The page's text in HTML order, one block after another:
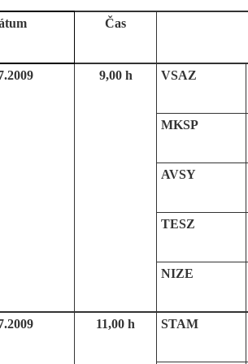
Čas
9,00 h VSAZ
MKSP
AVSY
TESZ
NIZE
11,00 h STAM